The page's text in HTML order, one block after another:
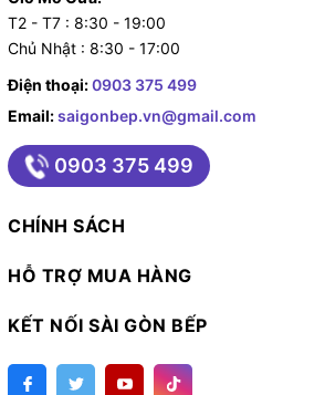
T2 - T7 : 8:30 - 19:00
Chủ Nhật : 8:30 - 17:00
Điện thoại:0903 375 499
Email:saigonbep.vn@gmail.com
0903 375 499
CHÍNH SÁCH
HỖ TRỢ MUA HÀNG
KẾT NỐI SÀI GÒN BẾP